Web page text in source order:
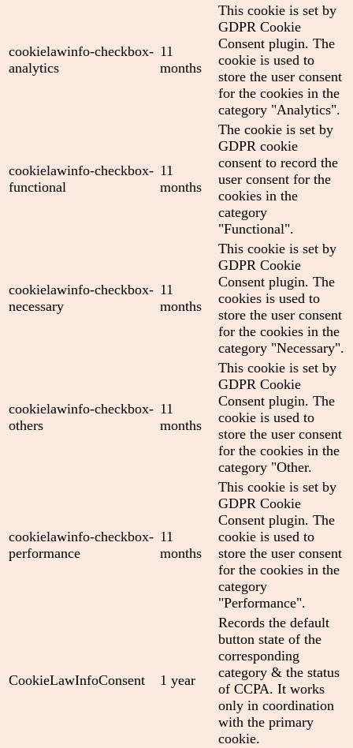
cookielawinfo-checkbox-
analytics
11
months
This cookie is set by
GDPR Cookie
Consent plugin. The
cookie is used to
store the user consent
for the cookies in the
category "Analytics".
cookielawinfo-checkbox-
functional
11
months
The cookie is set by
GDPR cookie
consent to record the
user consent for the
cookies in the
category
"Functional".
cookielawinfo-checkbox-
necessary
11
months
This cookie is set by
GDPR Cookie
Consent plugin. The
cookies is used to
store the user consent
for the cookies in the
category "Necessary".
cookielawinfo-checkbox-
others
11
months
This cookie is set by
GDPR Cookie
Consent plugin. The
cookie is used to
store the user consent
for the cookies in the
category "Other.
cookielawinfo-checkbox-
performance
11
months
This cookie is set by
GDPR Cookie
Consent plugin. The
cookie is used to
store the user consent
for the cookies in the
category
"Performance".
CookieLawInfoConsent 1 year
Records the default
button state of the
corresponding
category & the status
of CCPA. It works
only in coordination
with the primary
cookie.